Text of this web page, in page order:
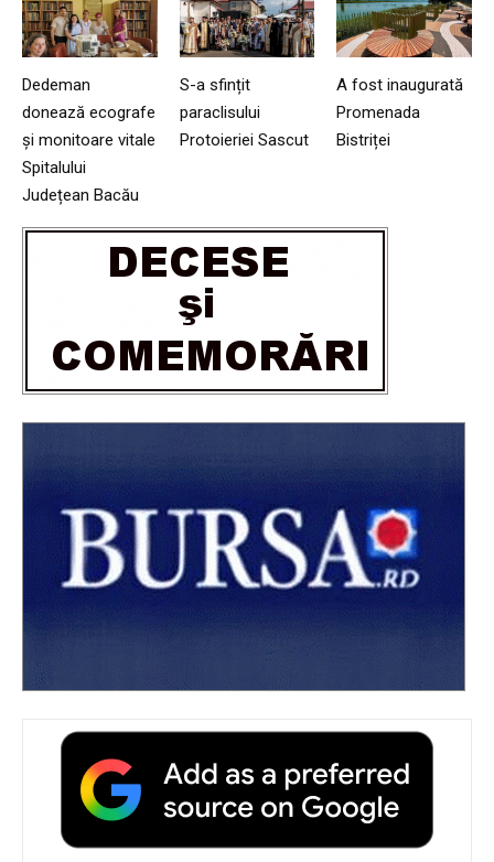
Dedeman
donează ecografe
și monitoare vitale
Spitalului
Județean Bacău
S-a sfințit
paraclisului
Protoieriei Sascut
A fost inaugurată
Promenada
Bistriței